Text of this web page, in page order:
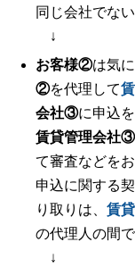
同じ会社でな
↓
お客様②は気
②を代理して
会社③に申込
賃貸管理会社③
て審査などを
申込に関する
り取りは、 賃
の代理人の間
↓